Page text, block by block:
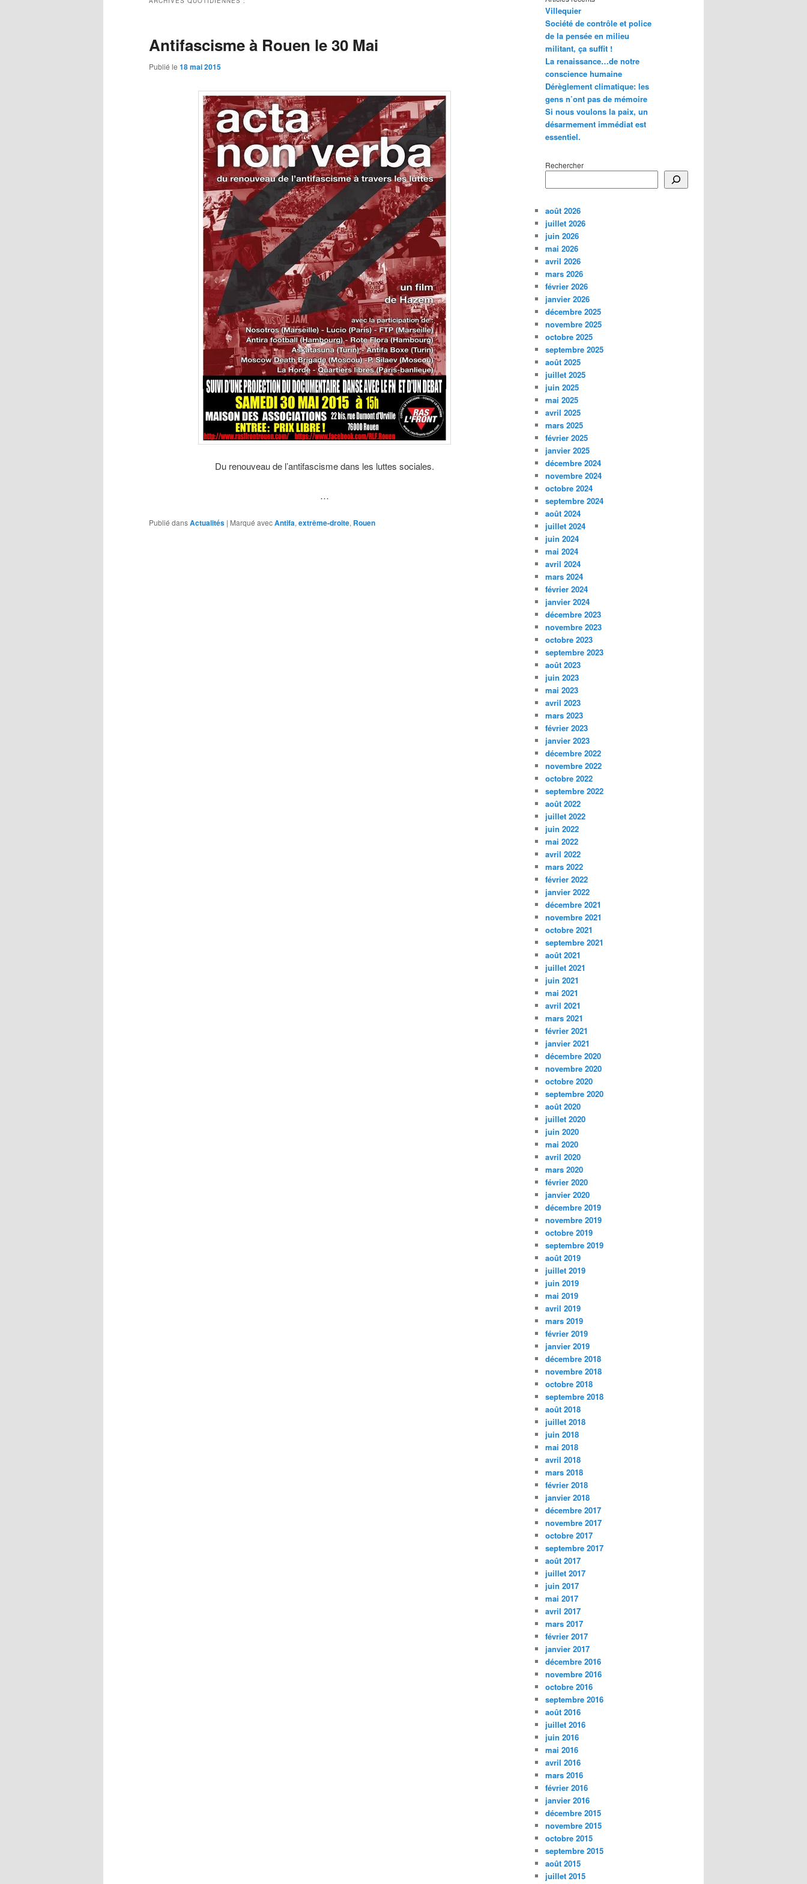
Antifascisme à Rouen le 30 Mai
Publié le 18 mai 2015
Du renouveau de l’antifascisme dans les luttes sociales.
…
Publié dansActualités | Marqué avecAntifa, extrême-droite, Rouen
Villequier
Société de contrôle et police
de la pensée en milieu
militant, ça suffit !
La renaissance…de notre
conscience humaine
Dérèglement climatique: les
gens n’ont pas de mémoire
Si nous voulons la paix, un
désarmement immédiat est
essentiel.
Rechercher
août 2026
juillet 2026
juin 2026
mai 2026
avril 2026
mars 2026
février 2026
janvier 2026
décembre 2025
novembre 2025
octobre 2025
septembre 2025
août 2025
juillet 2025
juin 2025
mai 2025
avril 2025
mars 2025
février 2025
janvier 2025
décembre 2024
novembre 2024
octobre 2024
septembre 2024
août 2024
juillet 2024
juin 2024
mai 2024
avril 2024
mars 2024
février 2024
janvier 2024
décembre 2023
novembre 2023
octobre 2023
septembre 2023
août 2023
juin 2023
mai 2023
avril 2023
mars 2023
février 2023
janvier 2023
décembre 2022
novembre 2022
octobre 2022
septembre 2022
août 2022
juillet 2022
juin 2022
mai 2022
avril 2022
mars 2022
février 2022
janvier 2022
décembre 2021
novembre 2021
octobre 2021
septembre 2021
août 2021
juillet 2021
juin 2021
mai 2021
avril 2021
mars 2021
février 2021
janvier 2021
décembre 2020
novembre 2020
octobre 2020
septembre 2020
août 2020
juillet 2020
juin 2020
mai 2020
avril 2020
mars 2020
février 2020
janvier 2020
décembre 2019
novembre 2019
octobre 2019
septembre 2019
août 2019
juillet 2019
juin 2019
mai 2019
avril 2019
mars 2019
février 2019
janvier 2019
décembre 2018
novembre 2018
octobre 2018
septembre 2018
août 2018
juillet 2018
juin 2018
mai 2018
avril 2018
mars 2018
février 2018
janvier 2018
décembre 2017
novembre 2017
octobre 2017
septembre 2017
août 2017
juillet 2017
juin 2017
mai 2017
avril 2017
mars 2017
février 2017
janvier 2017
décembre 2016
novembre 2016
octobre 2016
septembre 2016
août 2016
juillet 2016
juin 2016
mai 2016
avril 2016
mars 2016
février 2016
janvier 2016
décembre 2015
novembre 2015
octobre 2015
septembre 2015
août 2015
juillet 2015